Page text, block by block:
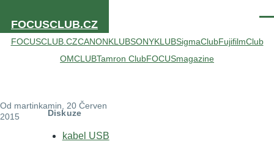
FOCUSCLUB.CZ
FOCUSCLUB.CZCANONKLUBSONYKLUBSigmaClubFujifilmClub
OMCLUBTamron ClubFOCUSmagazine
Od martinkamin , 20 Červen
2015
Diskuze
kabel USB